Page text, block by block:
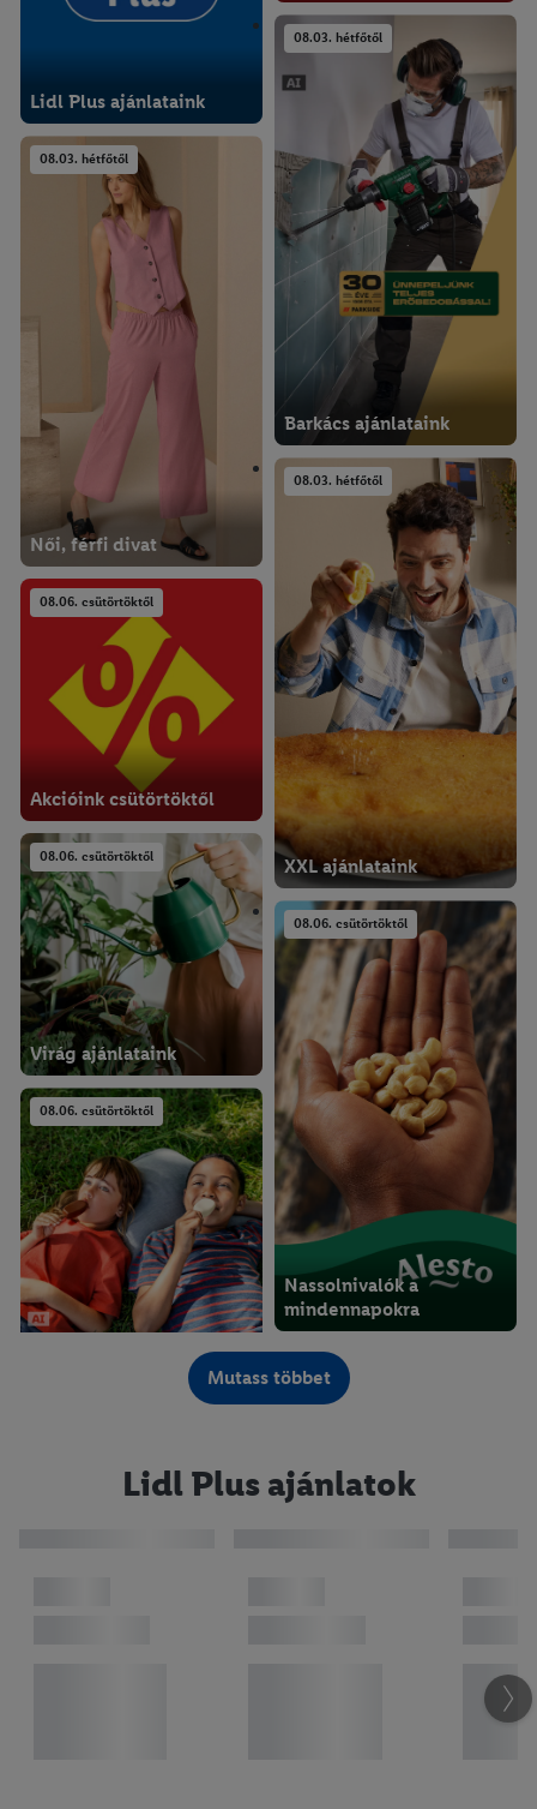
Lidl Plus ajánlataink
08.03. hétfőtől
Barkács ajánlataink
08.03. hétfőtől
Női, férfi divat
08.03. hétfőtől
XXL ajánlataink
08.06. csütörtöktől
Akcióink csütörtöktől
08.06. csütörtöktől
Virág ajánlataink
08.06. csütörtöktől
Nassolnivalók a
mindennapokra
08.06. csütörtöktől
08.06. csütörtöktől
Ajánlataink kis hősöknek
08.06. csütörtöktől
Mutass többet
Lidl Plus ajánlatok